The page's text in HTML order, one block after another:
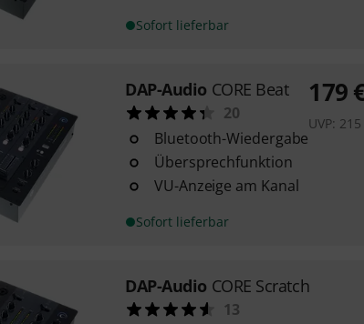
Sofort lieferbar
DAP-Audio CORE Beat
20
Bluetooth-Wiedergabe
Übersprechfunktion
VU-Anzeige am Kanal
Sofort lieferbar
179
UVP: 215
DAP-Audio CORE Scratch
13